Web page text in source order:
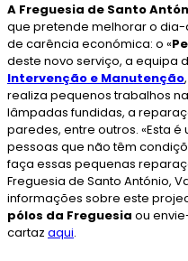
A Freguesia de Santo
que pretende melhorar o
de carência económica: o «
deste novo serviço, a equipa
Intervenção e Manutenção
realiza pequenos trabalhos
lâmpadas fundidas, a
paredes, entre outros. «Esta
pessoas que não têm
faça essas pequenas
Freguesia de Santo António,
informações sobre este
pólos da Freguesia ou
cartaz aqui.